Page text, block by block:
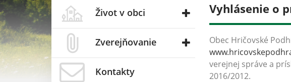
Život v obci
Zverejňovanie
Kontakty
Vyhlásenie o
Obec Hričovské
verejnej správe a
2016/2012.